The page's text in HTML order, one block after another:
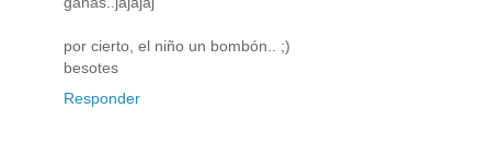
por cierto, el niño un bombón.. ;)
besotes
Responder